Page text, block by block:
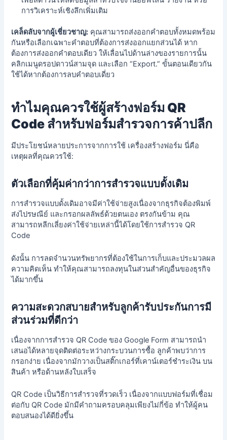
การวิเคราะห์เชิงลึกเพิ่มเติม
เคล็ดลับจากผู้เชี่ยวชาญ: คุณสามารถส่งออกคำตอบทั้งหมดพร้อม
กันหรือเลือกเฉพาะคำตอบที่ต้องการส่งออกแยกส่วนได้ หาก
ต้องการส่งออกคำตอบเดียว ให้เลื่อนไปด้านล่างของรายการนั้น
คลิกเมนูดรอปดาวน์สามจุด และเลือก “Export.” ขั้นตอนเดียวกัน
ใช้ได้หากต้องการลบคำตอบเดี่ยว
ทำไมคุณควรใช้ผู้สร้างฟอร์ม QR
Code สำหรับฟอร์มสำรวจการค้าปลีก
มีประโยชน์หลายประการจากการใช้ เครื่องสร้างฟอร์ม นี่คือ
เหตุผลที่คุณควรใช้:
ตัวเลือกที่คุ้มค่ากว่าการสำรวจแบบดั้งเดิม
การสำรวจแบบดั้งเดิมอาจมีค่าใช้จ่ายสูงเนื่องจากธุรกิจต้องพิมพ์
ส่งไปรษณีย์ และกรอกผลลัพธ์ด้วยตนเอง ตรงกันข้าม คุณ
สามารถหลีกเลี่ยงค่าใช้จ่ายเหล่านี้ได้โดยใช้การสำรวจ QR
Code
ดังนั้น การลดจำนวนทรัพยากรที่ต้องใช้ในการเก็บและประมวลผล
ความคิดเห็น ทำให้คุณสามารถลงทุนในส่วนสำคัญอื่นของธุรกิจ
ได้มากขึ้น
ความสะดวกสบายสำหรับลูกค้ารับประกันการมี
ส่วนร่วมที่ดีกว่า
เนื่องจากการสำรวจ QR Code ของ Google Form สามารถนำ
เสนอได้หลายจุดติดต่อระหว่างกระบวนการซื้อ ลูกค้าพบว่าการ
กรอกง่าย เนื่องจากมักวางเป็นสติ๊กเกอร์ที่เคาน์เตอร์ชำระเงิน บน
สินค้า หรือด้านหลังใบเสร็จ
QR Code เป็นวิธีการสำรวจที่รวดเร็ว เนื่องจากแบบฟอร์มที่เชื่อม
ต่อกับ QR Code มักมีคำถามครอบคลุมเพียงไม่กี่ข้อ ทำให้ผู้คน
ตอบสนองได้ดียิ่งขึ้น